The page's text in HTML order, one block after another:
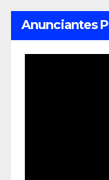
Anunciantes